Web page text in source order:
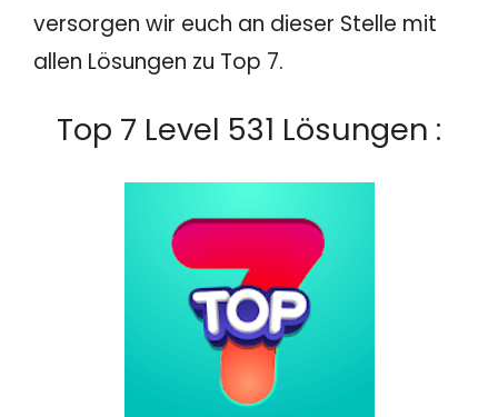
versorgen wir euch an dieser Stelle mit
allen Lösungen zu Top 7.
Top 7 Level 531 Lösungen :